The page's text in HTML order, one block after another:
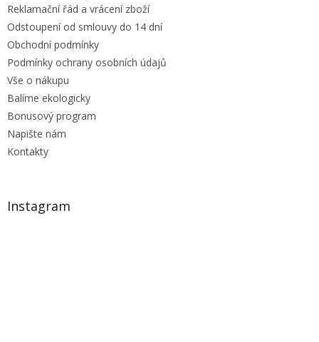
Reklamační řád a vrácení zboží
Odstoupení od smlouvy do 14 dní
Obchodní podmínky
Podmínky ochrany osobních údajů
Vše o nákupu
Balíme ekologicky
Bonusový program
Napište nám
Kontakty
Instagram